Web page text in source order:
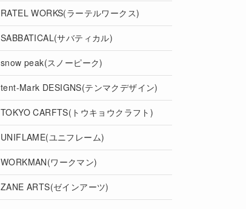
RATEL WORKS(ラーテルワークス)
SABBATICAL(サバティカル)
snow peak(スノーピーク)
tent-Mark DESIGNS(テンマクデザイン)
TOKYO CARFTS(トウキョウクラフト)
UNIFLAME(ユニフレーム)
WORKMAN(ワークマン)
ZANE ARTS(ゼインアーツ)